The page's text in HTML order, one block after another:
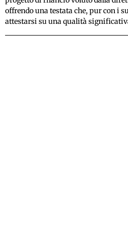
offrendo una testata che, pur con i
attestarsi su una qualità